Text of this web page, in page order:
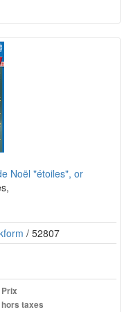
Noël "étoiles", or
/ 52807
Prix
hors taxes